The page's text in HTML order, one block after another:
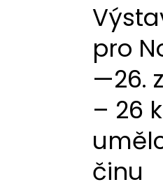
pro
—26.
– 26
činu